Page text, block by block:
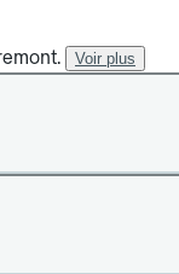
Voir plus